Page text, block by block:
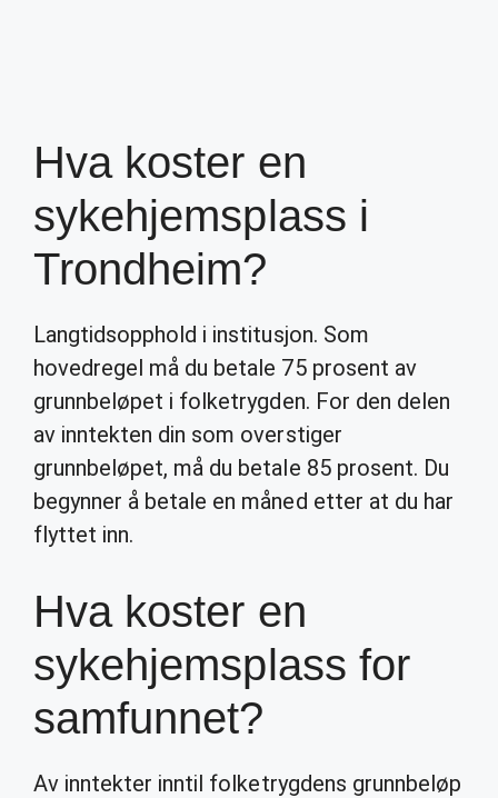
Hva koster en
sykehjemsplass i
Trondheim?
Langtidsopphold i institusjon. Som
hovedregel må du betale 75 prosent av
grunnbeløpet i folketrygden. For den delen
av inntekten din som overstiger
grunnbeløpet, må du betale 85 prosent. Du
begynner å betale en måned etter at du har
flyttet inn.
Hva koster en
sykehjemsplass for
samfunnet?
Av inntekter inntil folketrygdens grunnbeløp